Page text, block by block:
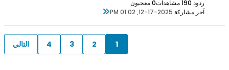
ردود 0
19 مشاهدات
0 معجبون
آخر مشاركة 12-17-2025, 01:02 PM
1
2
3
4 التالي